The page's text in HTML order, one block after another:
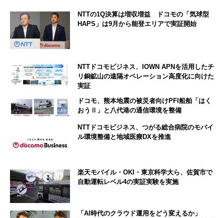
NTTの1Q決算は増収増益 ドコモの「気球型
HAPS」は9月から能登エリアで実証開始
NTTドコモビジネス、IOWN APNを活用したチ
リ銅鉱山の遠隔オペレーション高度化に向けた
実証
ドコモ、熊本地震の被災者向けPFI船舶「はく
おうⅡ」と八代港の通信環境を整備
NTTドコモビジネス、つがる総合病院のモバイ
ル環境整備と地域医療DXを推進
楽天モバイル・OKI・東京科学大ら、佐賀市で
自動運転レベル4の実証実験を実施
「AI時代のクラウド運用をどう変えるか」